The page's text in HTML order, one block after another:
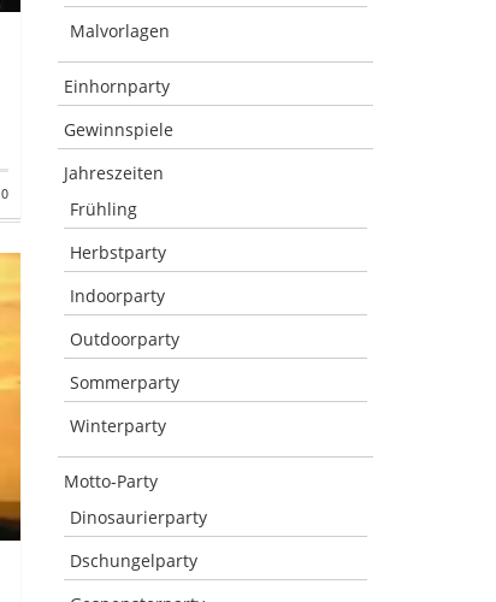
0
Malvorlagen
Einhornparty
Gewinnspiele
Jahreszeiten
Frühling
Herbstparty
Indoorparty
Outdoorparty
Sommerparty
Winterparty
Motto-Party
Dinosaurierparty
Dschungelparty